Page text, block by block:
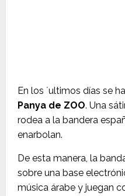
En los ´ultimos días se
Panya de ZOO. Una
rodea a la bandera
enarbolan.
De esta manera, la
sobre una base
música árabe y juegan